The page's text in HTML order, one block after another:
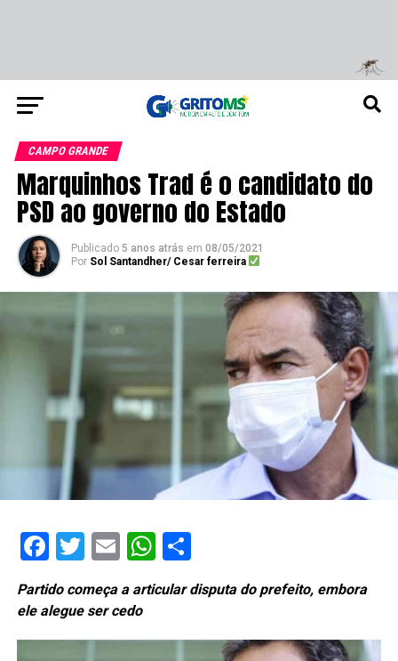
CAMPO GRANDE
Marquinhos Trad é o candidato do
PSD ao governo do Estado
Publicado 5 anos atrás em 08/05/2021
Por Sol Santandher/ Cesar ferreira
Facebook
Twitter
EmailWhatsApp
Share
Partido começa a articular disputa do prefeito, embora
ele alegue ser cedo